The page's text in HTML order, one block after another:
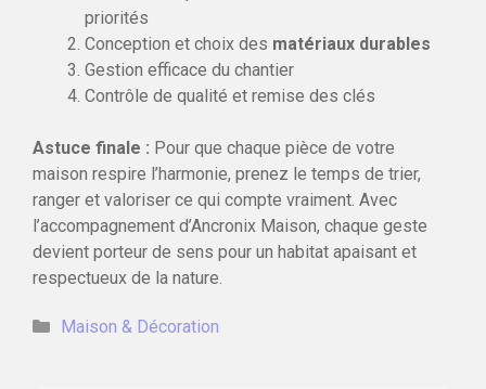
priorités
Conception et choix des matériaux durables
Gestion efficace du chantier
Contrôle de qualité et remise des clés
Astuce finale : Pour que chaque pièce de votre
maison respire l’harmonie, prenez le temps de trier,
ranger et valoriser ce qui compte vraiment. Avec
l’accompagnement d’Ancronix Maison, chaque geste
devient porteur de sens pour un habitat apaisant et
respectueux de la nature.
Catégories
Maison & Décoration